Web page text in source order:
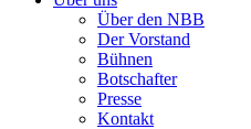
Über den NBB
Der Vorstand
Bühnen
Botschafter
Presse
Kontakt